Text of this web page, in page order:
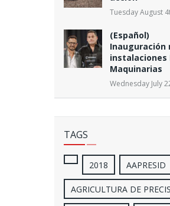
Tuesday August
(Español)
Inauguración
Maquinarias
Wednesday July
TAGS
2018 AAPRESID
AGRICULTURA DE